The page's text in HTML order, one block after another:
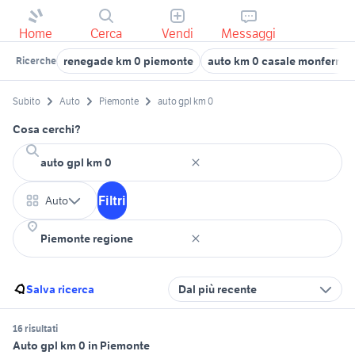
Home Cerca Vendi Messaggi
Ricerche renegade km 0 piemonte auto km 0 casale
Subito Auto Piemonte auto gpl km 0
Cosa cerchi?
Auto Filtri
Salva ricerca Dal più recente
16 risultati
Auto gpl km 0 in Piemonte